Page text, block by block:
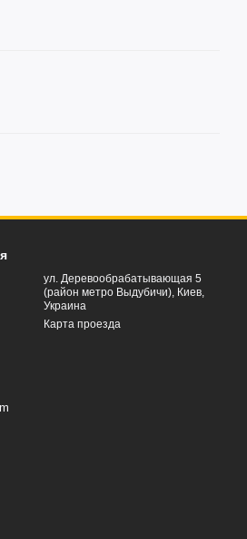
ул. Деревообрабатывающая 5
(район метро Выдубичи), Киев,
Украина
Карта проезда